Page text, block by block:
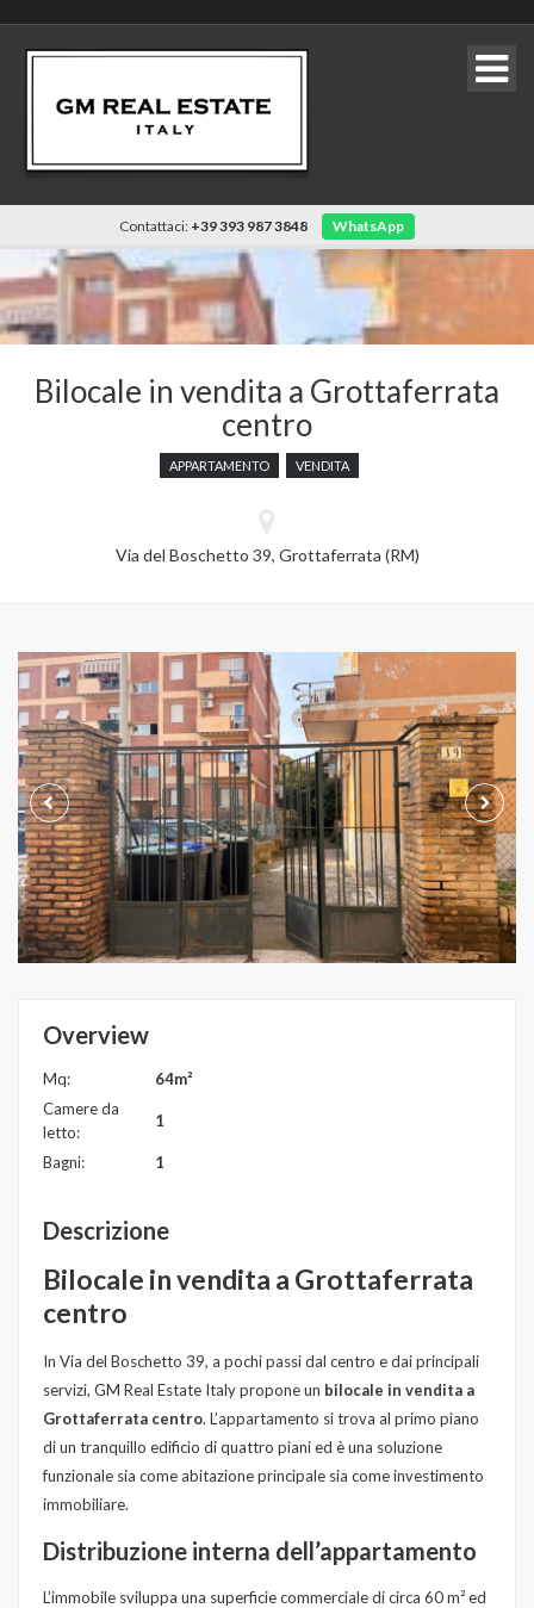
Contattaci: +39 393 987 3848 WhatsApp
Bilocale in vendita a Grottaferrata
centro
APPARTAMENTO VENDITA
Via del Boschetto 39, Grottaferrata (RM)
Overview
Mq:
64m²
Camere da
letto:
1
Bagni: 1
Descrizione
Bilocale in vendita a Grottaferrata
centro
In Via del Boschetto 39, a pochi passi dal centro e dai principali
servizi, GM Real Estate Italy propone un bilocale in vendita a
Grottaferrata centro. L’appartamento si trova al primo piano
di un tranquillo edificio di quattro piani ed è una soluzione
funzionale sia come abitazione principale sia come investimento
immobiliare.
Distribuzione interna dell’appartamento
L’immobile sviluppa una superficie commerciale di circa 60 m² ed